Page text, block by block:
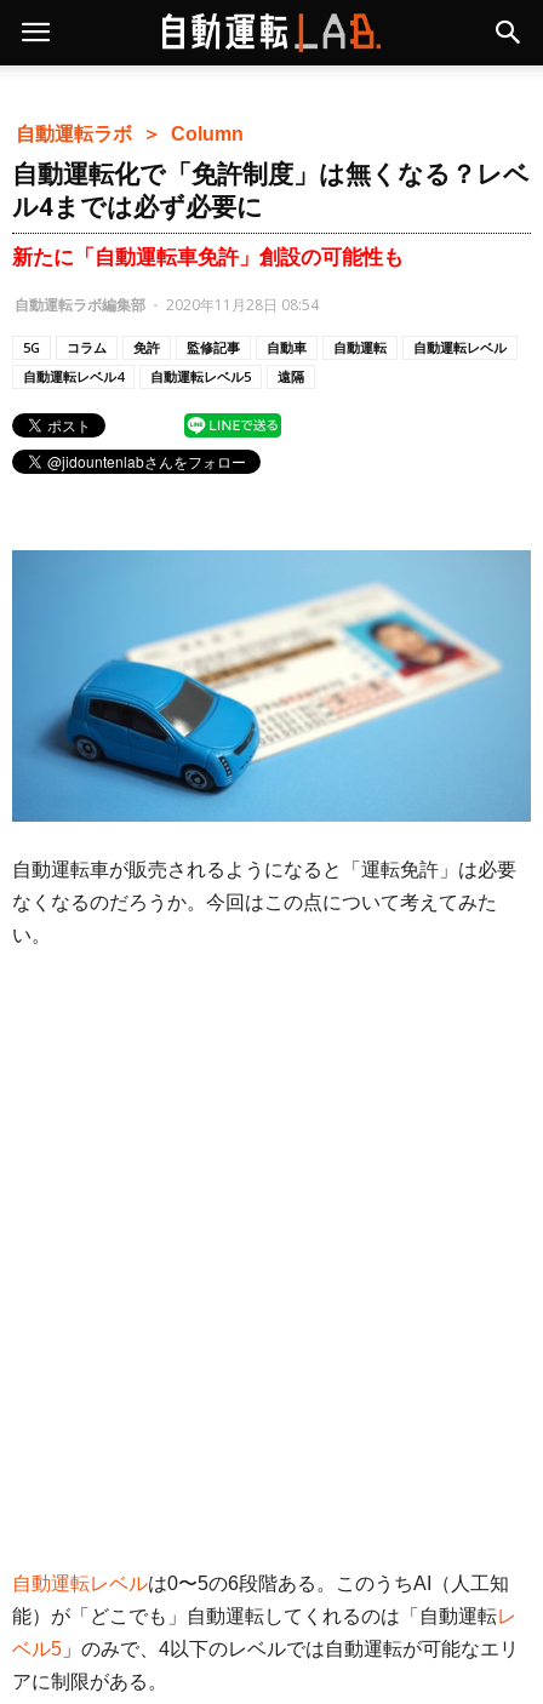
自動運転ラボ ＞ Column
自動運転化で「免許制度」は無くなる？レベ
ル4までは必ず必要に
新たに「自動運転車免許」創設の可能性も
自動運転ラボ編集部 - 2020年11月28日 08:54
5G コラム 免許 監修記事 自動車 自動運転
自動運転レベル
自動運転レベル4
自動運転レベル5 遠隔
自動運転車が販売されるようになると「運転免許」は必要
なくなるのだろうか。今回はこの点について考えてみた
い。
自動運転レベルは0〜5の6段階ある。このうちAI（人工知
能）が「どこでも」自動運転してくれるのは「自動運転レ
ベル5 」のみで、4以下のレベルでは自動運転が可能なエリ
アに制限がある。